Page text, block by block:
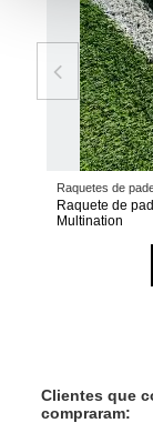
Raquetes de
Raquete de
Multination
Clientes que
compraram: